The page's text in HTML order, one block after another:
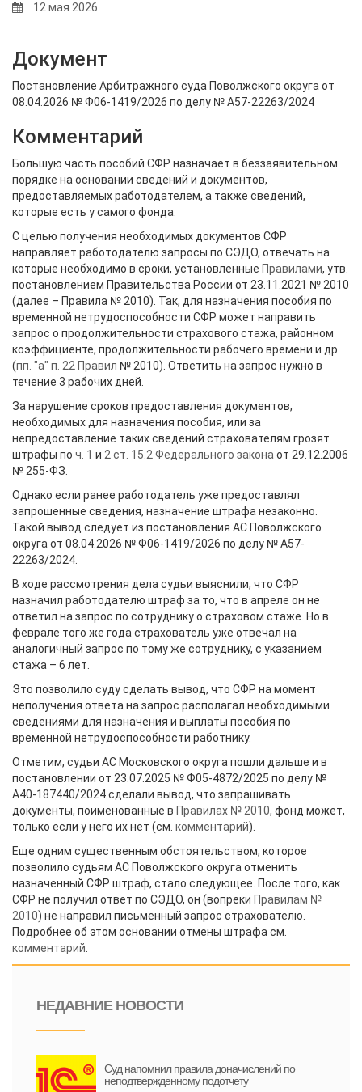
12 мая 2026
Документ
Постановление Арбитражного суда Поволжского округа от
08.04.2026 № Ф06-1419/2026 по делу № А57-22263/2024
Комментарий
Большую часть пособий СФР назначает в беззаявительном
порядке на основании сведений и документов,
предоставляемых работодателем, а также сведений,
которые есть у самого фонда.
С целью получения необходимых документов СФР
направляет работодателю запросы по СЭДО, отвечать на
которые необходимо в сроки, установленные Правилами, утв.
постановлением Правительства России от 23.11.2021 № 2010
(далее – Правила № 2010). Так, для назначения пособия по
временной нетрудоспособности СФР может направить
запрос о продолжительности страхового стажа, районном
коэффициенте, продолжительности рабочего времени и др.
(пп. "а" п. 22 Правил № 2010). Ответить на запрос нужно в
течение 3 рабочих дней.
За нарушение сроков предоставления документов,
необходимых для назначения пособия, или за
непредоставление таких сведений страхователям грозят
штрафы по ч. 1 и 2 ст. 15.2 Федерального закона от 29.12.2006
№ 255-ФЗ.
Однако если ранее работодатель уже предоставлял
запрошенные сведения, назначение штрафа незаконно.
Такой вывод следует из постановления АС Поволжского
округа от 08.04.2026 № Ф06-1419/2026 по делу № А57-
22263/2024.
В ходе рассмотрения дела судьи выяснили, что СФР
назначил работодателю штраф за то, что в апреле он не
ответил на запрос по сотруднику о страховом стаже. Но в
феврале того же года страхователь уже отвечал на
аналогичный запрос по тому же сотруднику, с указанием
стажа – 6 лет.
Это позволило суду сделать вывод, что СФР на момент
неполучения ответа на запрос располагал необходимыми
сведениями для назначения и выплаты пособия по
временной нетрудоспособности работнику.
Отметим, судьи АС Московского округа пошли дальше и в
постановлении от 23.07.2025 № Ф05-4872/2025 по делу №
А40-187440/2024 сделали вывод, что запрашивать
документы, поименованные в Правилах № 2010, фонд может,
только если у него их нет (см. комментарий).
Еще одним существенным обстоятельством, которое
позволило судьям АС Поволжского округа отменить
назначенный СФР штраф, стало следующее. После того, как
СФР не получил ответ по СЭДО, он (вопреки Правилам №
2010) не направил письменный запрос страхователю.
Подробнее об этом основании отмены штрафа см.
комментарий
НЕДАВНИЕ НОВОСТИ
Суд напомнил правила доначислений по
неподтвержденному подотчету